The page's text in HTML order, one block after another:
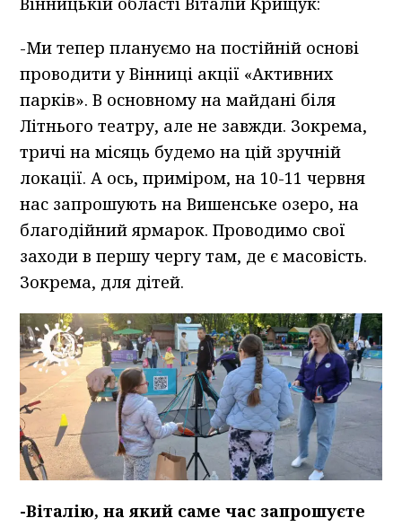
-Ми тепер плануємо на постійній основі
проводити у Вінниці акції «Активних
парків». В основному на майдані біля
Літнього театру, але не завжди. Зокрема,
тричі на місяць будемо на цій зручній
локації. А ось, приміром, на 10-11 червня
нас запрошують на Вишенське озеро, на
благодійний ярмарок. Проводимо свої
заходи в першу чергу там, де є масовість.
Зокрема, для дітей.
-Віталію, на який саме час запрошуєте